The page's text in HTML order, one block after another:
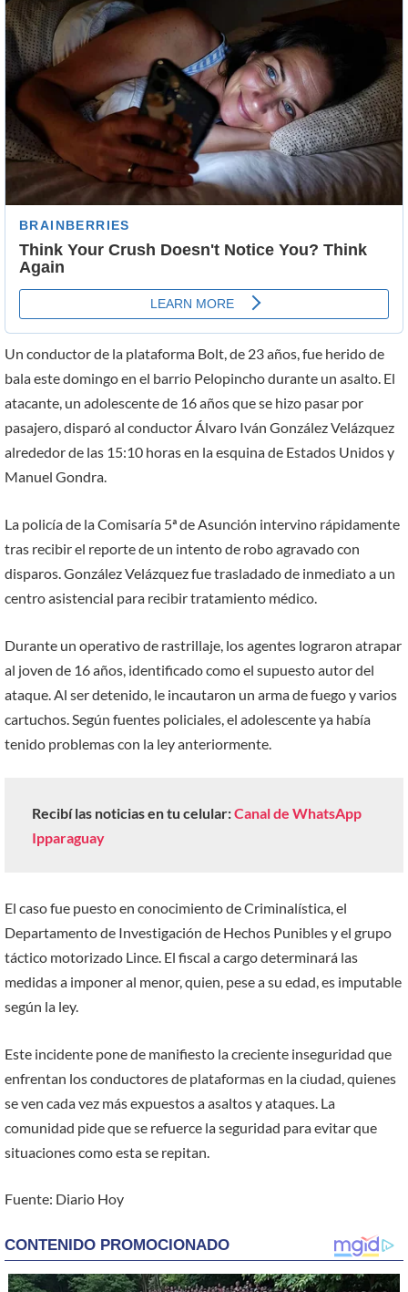
Un conductor de la plataforma Bolt, de 23 años, fue herido de
bala este domingo en el barrio Pelopincho durante un asalto. El
atacante, un adolescente de 16 años que se hizo pasar por
pasajero, disparó al conductor Álvaro Iván González Velázquez
alrededor de las 15:10 horas en la esquina de Estados Unidos y
Manuel Gondra.
La policía de la Comisaría 5ª de Asunción intervino rápidamente
tras recibir el reporte de un intento de robo agravado con
disparos. González Velázquez fue trasladado de inmediato a un
centro asistencial para recibir tratamiento médico.
Durante un operativo de rastrillaje, los agentes lograron atrapar
al joven de 16 años, identificado como el supuesto autor del
ataque. Al ser detenido, le incautaron un arma de fuego y varios
cartuchos. Según fuentes policiales, el adolescente ya había
tenido problemas con la ley anteriormente.
Recibí las noticias en tu celular:Canal de WhatsApp
Ipparaguay
El caso fue puesto en conocimiento de Criminalística, el
Departamento de Investigación de Hechos Punibles y el grupo
táctico motorizado Lince. El fiscal a cargo determinará las
medidas a imponer al menor, quien, pese a su edad, es imputable
según la ley.
Este incidente pone de manifiesto la creciente inseguridad que
enfrentan los conductores de plataformas en la ciudad, quienes
se ven cada vez más expuestos a asaltos y ataques. La
comunidad pide que se refuerce la seguridad para evitar que
situaciones como esta se repitan.
Fuente: Diario Hoy